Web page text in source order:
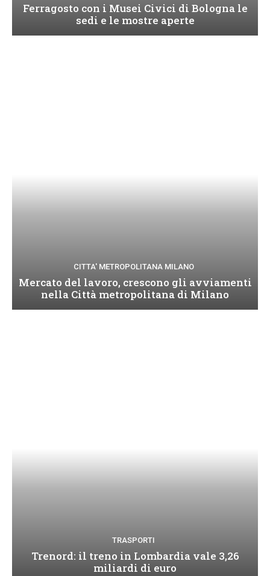
Ferragosto con i Musei Civici di Bologna le
sedi e le mostre aperte
CITTA' METROPOLITANA MILANO
Mercato del lavoro, crescono gli avviamenti
nella Città metropolitana di Milano
TRASPORTI
Trenord: il treno in Lombardia vale 3,26
miliardi di euro